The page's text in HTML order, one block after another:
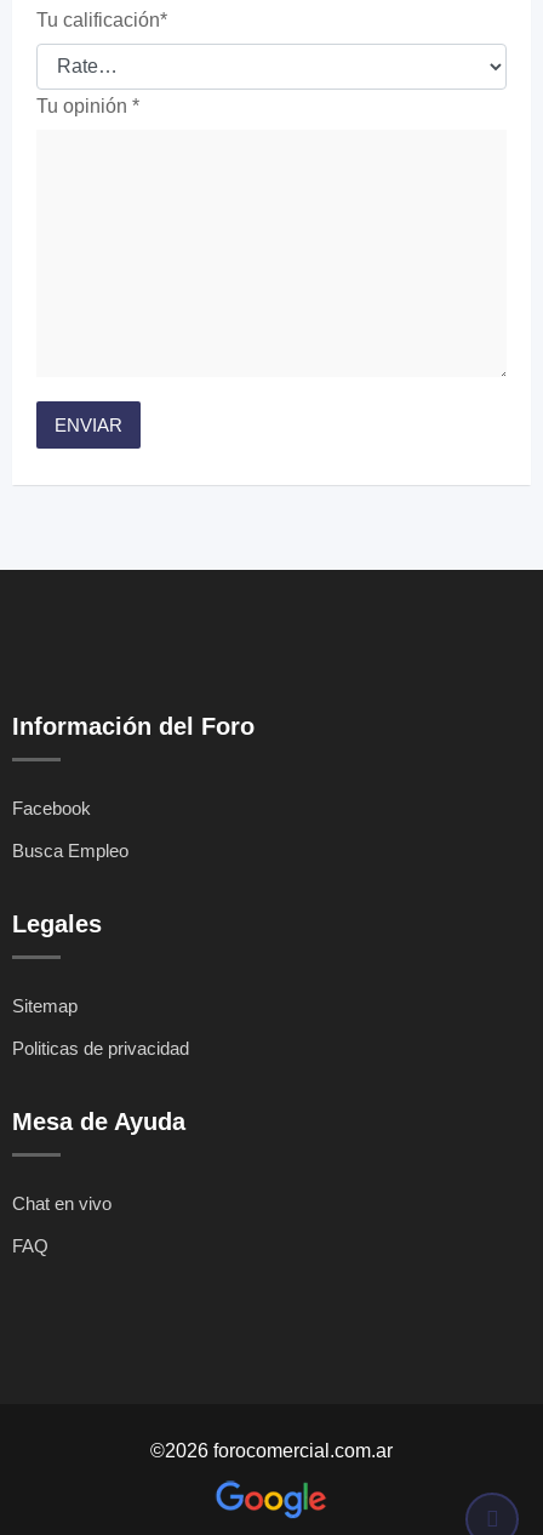
Tu calificación*
Tu opinión *
Información del Foro
Facebook
Busca Empleo
Legales
Sitemap
Politicas de privacidad
Mesa de Ayuda
Chat en vivo
FAQ
©2026 forocomercial.com.ar